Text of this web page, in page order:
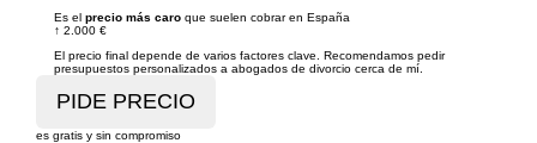
Es el precio más caro que suelen cobrar en España
↑ 2.000 €
El precio final depende de varios factores clave. Recomendamos pedir
presupuestos personalizados a abogados de divorcio cerca de mí.
es gratis y sin compromiso